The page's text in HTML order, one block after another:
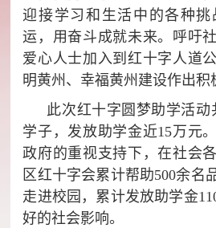
迎接学习和生活中的各种
运，用奋斗成就未来。呼吁
爱心人士加入到红十字人道
明黄州、幸福黄州建设作出积
此次红十字圆梦助学活动
学子，发放助学金近15万元
政府的重视支持下，在社会
区红十字会累计帮助500余名
走进校园，累计发放助学金
好的社会影响。